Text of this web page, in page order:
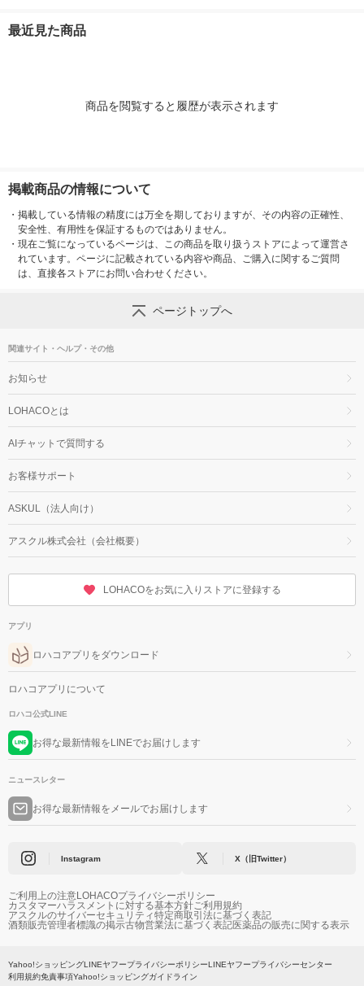
最近見た商品
商品を閲覧すると履歴が表示されます
掲載商品の情報について
・ 掲載している情報の精度には万全を期しておりますが、その内容の正確性、
安全性、有用性を保証するものではありません。
・ 現在ご覧になっているページは、この商品を取り扱うストアによって運営さ
れています。ページに記載されている内容や商品、ご購入に関するご質問
は、直接各ストアにお問い合わせください。
ページトップへ
関連サイト・ヘルプ・その他
お知らせ
LOHACOとは
AIチャットで質問する
お客様サポート
ASKUL（法人向け）
アスクル株式会社（会社概要）
LOHACOをお気に入りストアに登録する
アプリ
ロハコアプリをダウンロード
ロハコアプリについて
ロハコ公式LINE
お得な最新情報をLINEでお届けします
ニュースレター
お得な最新情報をメールでお届けします
Instagram X（旧Twitter）
ご利用上の注意LOHACOプライバシーポリシー
カスタマーハラスメントに対する基本方針ご利用規約
アスクルのサイバーセキュリティ特定商取引法に基づく表記
酒類販売管理者標識の掲示古物営業法に基づく表記医薬品の販売に関する表示
Yahoo!ショッピングLINEヤフープライバシーポリシーLINEヤフープライバシーセンター
利用規約免責事項Yahoo!ショッピングガイドライン